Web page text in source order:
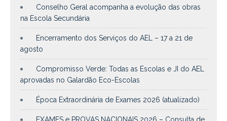
Conselho Geral acompanha a evolução das obras
na Escola Secundária
Encerramento dos Serviços do AEL – 17 a 21 de
agosto
Compromisso Verde: Todas as Escolas e JI do AEL
aprovadas no Galardão Eco-Escolas
Época Extraordinária de Exames 2026 (atualizado)
EXAMES e PROVAS NACIONAIS 2026 – Consulta de